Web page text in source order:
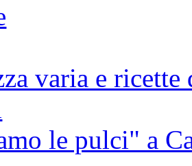
varia e
le pulci" a